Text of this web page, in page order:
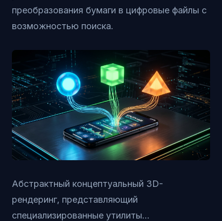
преобразования бумаги в цифровые файлы с
возможностью поиска.
Абстрактный концептуальный 3D-
рендеринг, представляющий
специализированные утилиты...